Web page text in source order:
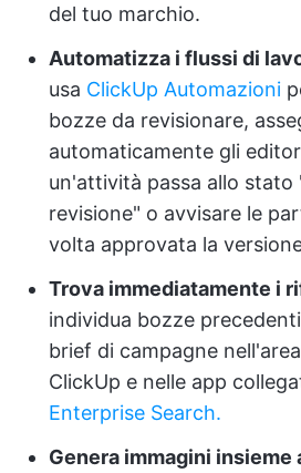
del tuo marchio.
Automatizza i flussi di
usa ClickUp Automazioni
bozze da revisionare,
automaticamente gli
un'attività passa allo stato
revisione" o avvisare le
volta approvata la
Trova immediatamente i
individua bozze
brief di campagne
ClickUp e nelle app
Enterprise Search.
Genera immagini insieme